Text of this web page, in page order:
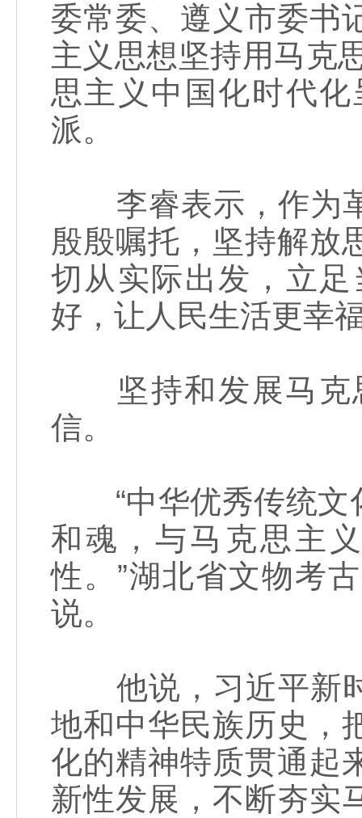
委常委、遵义市委书
主义思想坚持用马克
思主义中国化时代
派。
李睿表示，作为革
殷殷嘱托，坚持解放
切从实际出发，立
好，让人民生活更幸
坚持和发展马克
信。
“中华优秀传统文
和魂，与马克思主
性。”湖北省文物考
说。
他说，习近平新时
地和中华民族历史，
化的精神特质贯通起
新性发展，不断夯实